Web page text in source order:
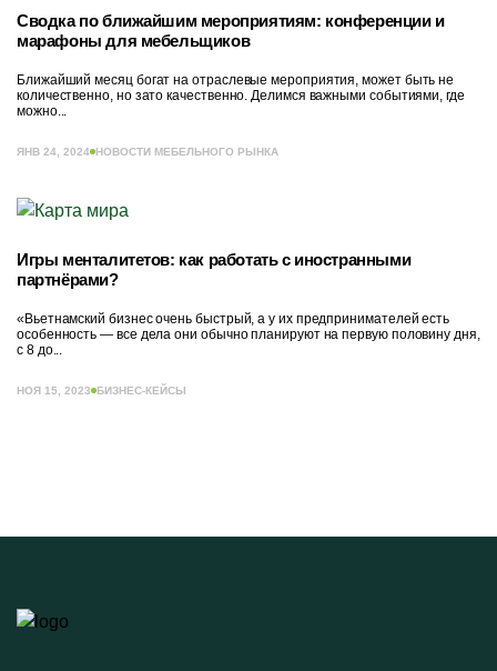
Сводка по ближайшим мероприятиям: конференции и
марафоны для мебельщиков
Ближайший месяц богат на отраслевые мероприятия, может быть не
количественно, но зато качественно. Делимся важными событиями, где
можно...
ЯНВ 24, 2024 НОВОСТИ МЕБЕЛЬНОГО РЫНКА
Игры менталитетов: как работать с иностранными
партнёрами?
«Вьетнамский бизнес очень быстрый, а у их предпринимателей есть
особенность — все дела они обычно планируют на первую половину дня,
с 8 до...
НОЯ 15, 2023 БИЗНЕС-КЕЙСЫ